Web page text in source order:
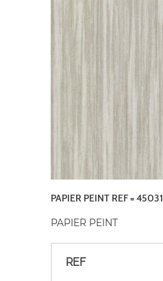
PAPIER PEINT REF = 45031
PAPIER PEINT
REF